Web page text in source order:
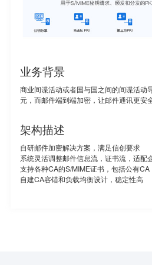
业务背景
商业间谍活动或者国与国之间的间谍活动
元，而邮件端到端加密，让邮件通讯更安全
架构描述
自研邮件加密解决方案，满足信创要求
系统灵活调整邮件信息流，证书流，适配
支持各种CA的S/MIME证书，包括公有
自建CA容错和负载均衡设计，稳定性高